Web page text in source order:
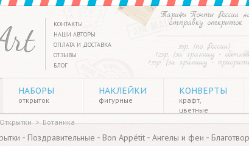
Тарифы Почты России
отправку открыток
35р. (по России)
125р. (за границу -
135р. (за границу -
КОНТАКТЫ
НАШИ АВТОРЫ
ОПЛАТА И ДОСТАВКА
ОТЗЫВЫ
БЛОГ
НАБОРЫ
открыток
НАКЛЕЙКИ
фигурные
КОНВЕРТЫ
крафт,
цветные
Открытки > Ботаника
- Поздравительные - Bon Appétit - Ангелы и феи -